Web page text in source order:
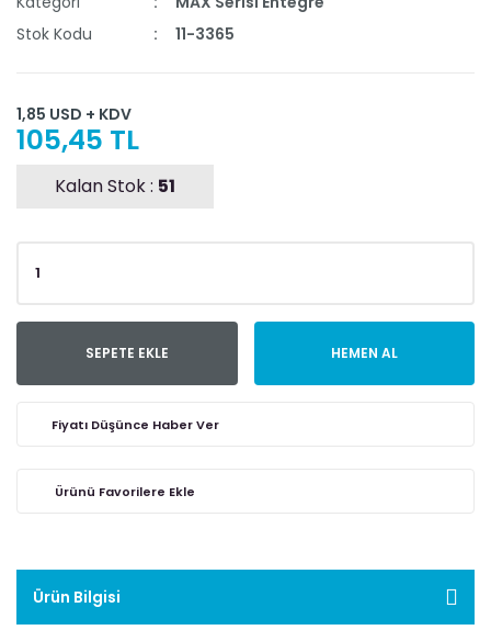
Stok Kodu
11-3365
1,85 USD + KDV
105,45 TL
Kalan Stok : 51
SEPETE EKLE HEMEN AL
Fiyatı Düşünce Haber Ver
Ürün Bilgisi